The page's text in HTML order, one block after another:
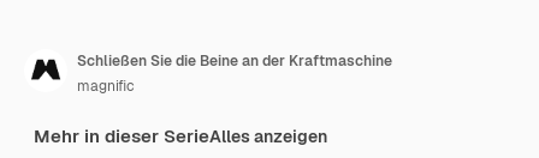
Schließen Sie die Beine an der Kraftmaschine
magnific
Mehr in dieser SerieAlles anzeigen